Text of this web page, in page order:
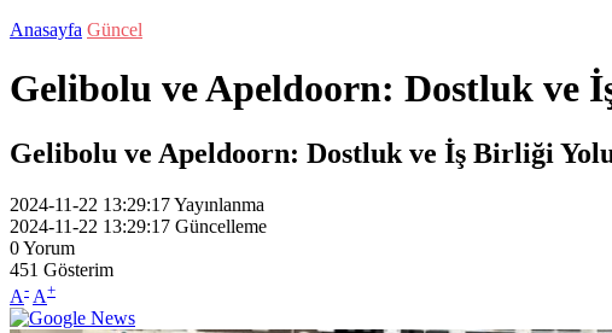
Anasayfa Güncel
Gelibolu ve Apeldoorn: Dostluk ve
Gelibolu ve Apeldoorn: Dostluk ve İş Birliği
2024-11-22 13:29:17Yayınlanma
2024-11-22 13:29:17 Güncelleme
0Yorum
451 Gösterim
A- A+